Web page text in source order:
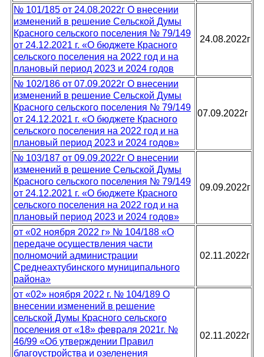
№ 101/185 от 24.08.2022г О внесении
изменений в решение Сельской Думы
Красного сельского поселения № 79/149
от 24.12.2021 г. «О бюджете Красного
сельского поселения на 2022 год и на
плановый период 2023 и 2024 годов
24.08.2022г
№ 102/186 от 07.09.2022г О внесении
изменений в решение Сельской Думы
Красного сельского поселения № 79/149
от 24.12.2021 г. «О бюджете Красного
сельского поселения на 2022 год и на
плановый период 2023 и 2024 годов»
07.09.2022г
№ 103/187 от 09.09.2022г О внесении
изменений в решение Сельской Думы
Красного сельского поселения № 79/149
от 24.12.2021 г. «О бюджете Красного
сельского поселения на 2022 год и на
плановый период 2023 и 2024 годов»
09.09.2022г
от «02 ноября 2022 г» № 104/188 «О
передаче осуществления части
полномочий администрации
Среднеахтубинского муниципального
района»
02.11.2022г
от «02» ноября 2022 г. № 104/189 О
внесении изменений в решение
сельской Думы Красного сельского
поселения от «18» февраля 2021г. №
46/99 «Об утверждении Правил
благоустройства и озеленения
02.11.2022г